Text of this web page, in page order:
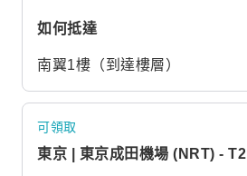
如何抵達
南翼1樓（到達樓層）
可領取
東京 | 東京成田機場 (NRT) - T2